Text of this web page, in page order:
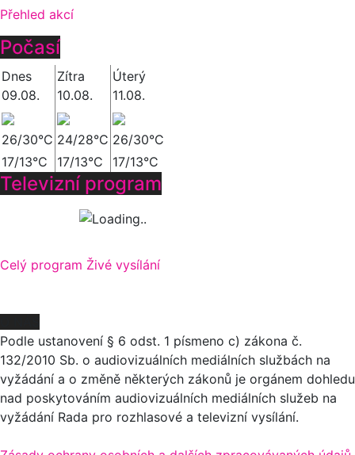
Přehled akcí
Počasí
Dnes
09.08.
Zítra
10.08.
Úterý
11.08.
26/30°C 24/28°C 26/30°C
17/13°C
17/13°C 17/13°C
Televizní program
Celý program Živé vysílání
Podle ustanovení § 6 odst. 1 písmeno c) zákona č.
132/2010 Sb. o audiovizuálních mediálních službách na
vyžádání a o změně některých zákonů je orgánem dohledu
nad poskytováním audiovizuálních mediálních služeb na
vyžádání Rada pro rozhlasové a televizní vysílání.